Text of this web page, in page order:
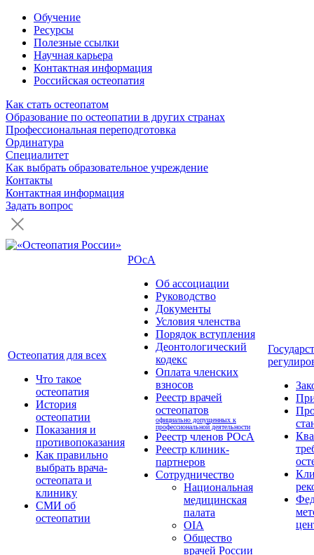
Обучение
Ресурсы
Полезные ссылки
Научная карьера
Контактная информация
Российская остеопатия
Как стать остеопатом
Образование по остеопатии в других странах
Профессиональная переподготовка
Ординатура
Специалитет
Как выбрать образовательное учреждение
Контакты
Контактная информация
Задать вопрос
Остеопатия для всех
Что такое
остеопатия
История
остеопатии
Показания и
противопоказания
Как правильно
выбрать врача-
остеопата и
клинику
СМИ об
остеопатии
РОсА
Об ассоциации
Руководство
Документы
Условия членства
Порядок вступления
Деонтологический
кодекс
Оплата членских
взносов
Реестр врачей
остеопатов
официально допущенных к
профессиональной деятельности
Реестр членов РОсА
Реестр клиник-
партнеров
Сотрудничество
Национальная
медицинская
палата
OIA
Общество
врачей России